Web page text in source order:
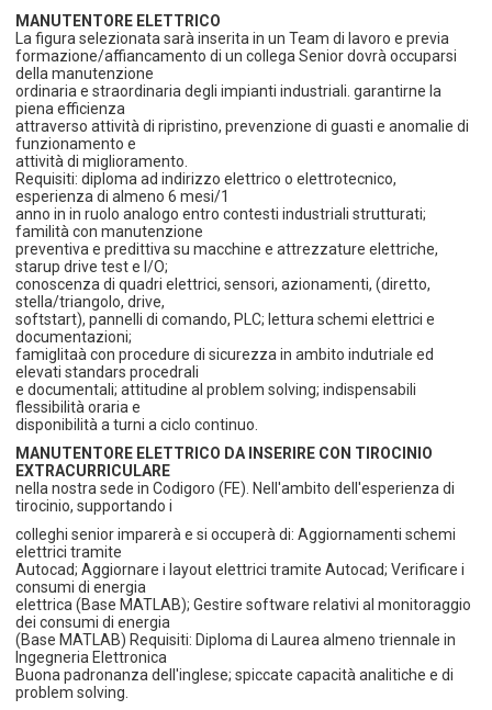
MANUTENTORE ELETTRICO
La figura selezionata sarà inserita in un Team di lavoro e previa
formazione/affiancamento di un collega Senior dovrà occuparsi
della manutenzione
ordinaria e straordinaria degli impianti industriali. garantirne la
piena efficienza
attraverso attività di ripristino, prevenzione di guasti e anomalie di
funzionamento e
attività di miglioramento.
Requisiti: diploma ad indirizzo elettrico o elettrotecnico,
esperienza di almeno 6 mesi/1
anno in in ruolo analogo entro contesti industriali strutturati;
familità con manutenzione
preventiva e predittiva su macchine e attrezzature elettriche,
starup drive test e I/O;
conoscenza di quadri elettrici, sensori, azionamenti, (diretto,
stella/triangolo, drive,
softstart), pannelli di comando, PLC; lettura schemi elettrici e
documentazioni;
famiglitaà con procedure di sicurezza in ambito indutriale ed
elevati standars procedrali
e documentali; attitudine al problem solving; indispensabili
flessibilità oraria e
disponibilità a turni a ciclo continuo.
MANUTENTORE ELETTRICO DA INSERIRE CON TIROCINIO
EXTRACURRICULARE
nella nostra sede in Codigoro (FE). Nell'ambito dell'esperienza di
tirocinio, supportando i
colleghi senior imparerà e si occuperà di: Aggiornamenti schemi
elettrici tramite
Autocad; Aggiornare i layout elettrici tramite Autocad; Verificare i
consumi di energia
elettrica (Base MATLAB); Gestire software relativi al monitoraggio
dei consumi di energia
(Base MATLAB) Requisiti: Diploma di Laurea almeno triennale in
Ingegneria Elettronica
Buona padronanza dell'inglese; spiccate capacità analitiche e di
problem solving.